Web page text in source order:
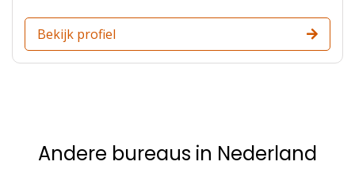
Bekijk profiel
Andere bureaus in Nederland